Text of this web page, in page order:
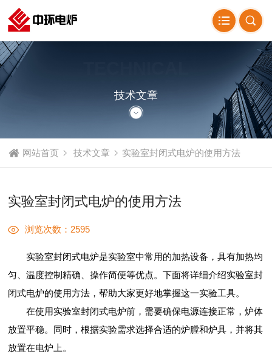
ARTICLE
技术文章
网站首页 技术文章 实验室封闭式电炉的使用方法
实验室封闭式电炉的使用方法
浏览次数：2595
实验室封闭式电炉是实验室中常用的加热设备，具有加热均
匀、温度控制精确、操作简便等优点。下面将详细介绍实验室封
闭式电炉的使用方法，帮助大家更好地掌握这一实验工具。
在使用实验室封闭式电炉前，需要确保电源连接正常，炉体
放置平稳。同时，根据实验需求选择合适的炉膛和炉具，并将其
放置在电炉上。